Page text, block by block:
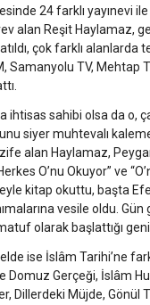
24 farklı yayınevi
alan Reşit Haylamaz,
çok farklı alanlarda
Samanyolu TV,
ihtisas sahibi olsa da o,
siyer muhtevalı
alan Haylamaz,
O’nu Okuyor” ve
kitap okuttu, başta
vesile oldu.
olarak başlattığı
ise İslâm Tarihi’ne
Domuz Gerçeği, İslâm
Dillerdeki Müjde,